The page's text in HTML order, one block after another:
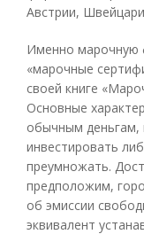
Австрии,
Именно марочную
«марочные
своей книге
Основные
обычным
инвестировать
преумножать.
предположим,
об эмиссии
эквивалент